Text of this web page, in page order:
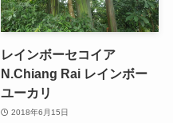
レインボーセコイア
N.Chiang Rai レインボー
ユーカリ
2018年6月15日